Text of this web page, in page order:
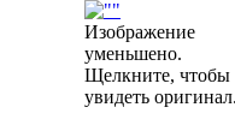
Изображение
уменьшено.
Щелкните, чтобы
увидеть